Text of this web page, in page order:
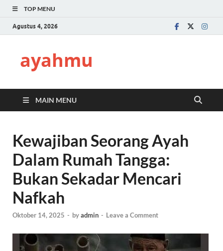
TOP MENU
Agustus 4, 2026
ayahmu
MAIN MENU
Kewajiban Seorang Ayah
Dalam Rumah Tangga:
Bukan Sekadar Mencari
Nafkah
Oktober 14, 2025 - byadmin - Leave a Comment